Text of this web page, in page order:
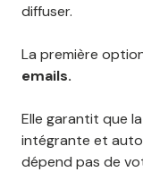
diffuser.
La première
emails.
Elle garantit que
intégrante et
dépend pas de